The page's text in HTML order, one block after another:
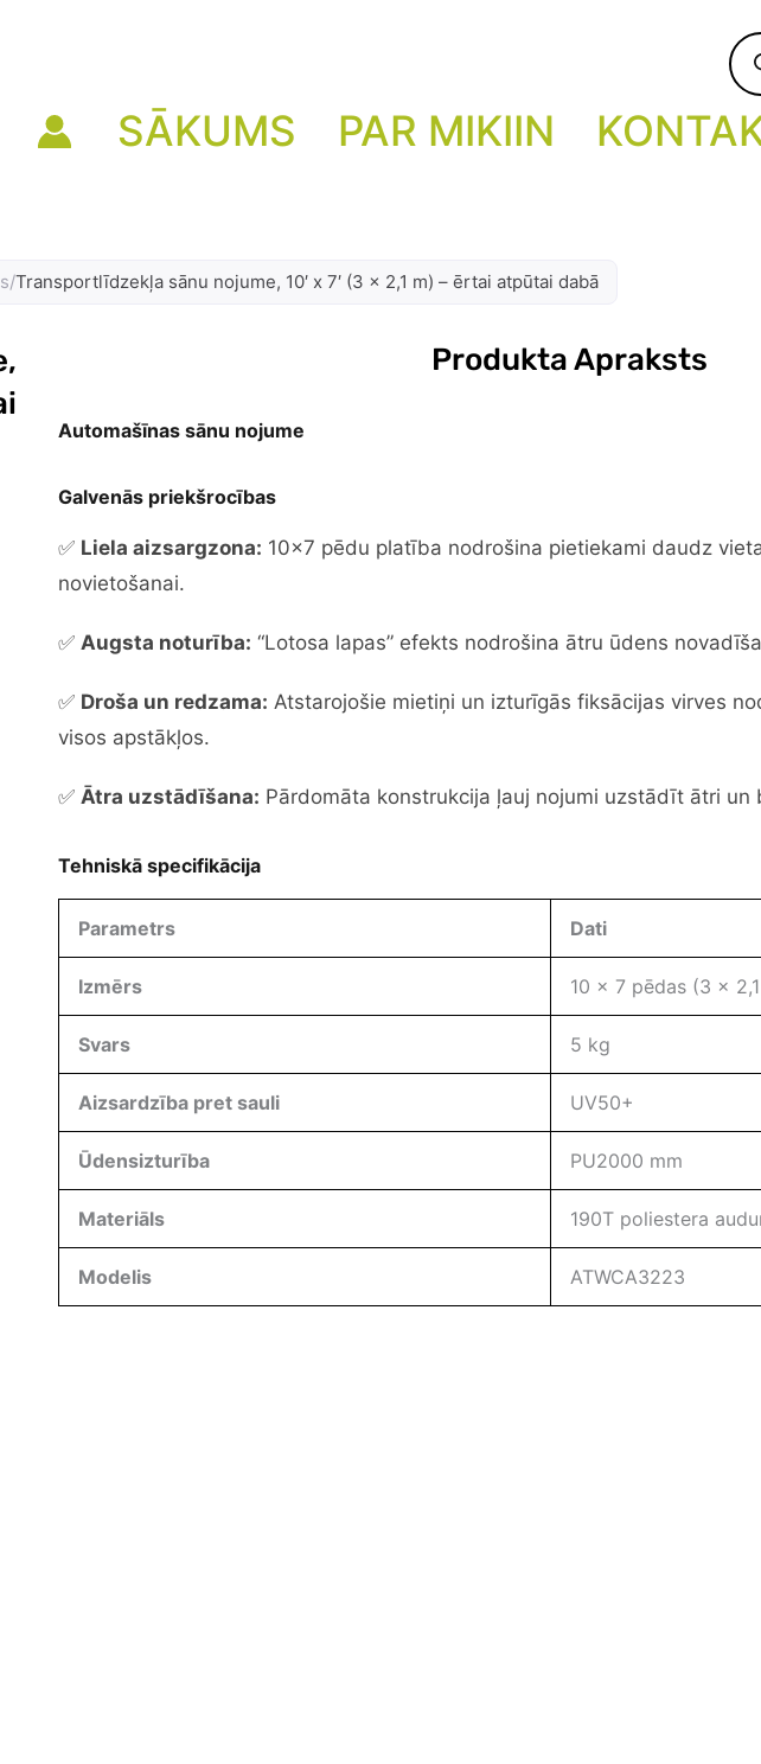
SĀKUMS PAR MIKIIN
/Transportlīdzekļa sānu nojume, 10′ x 7′ (3 x 2,1 m) – ērtai atpūtai dabā
Produkta Apraksts
Automašīnas sānu nojume
Galvenās priekšrocības
✅ Liela aizsargzona: 10×7 pēdu platība nodrošina pietiekami daudz
novietošanai.
✅Augsta noturība: “Lotosa lapas” efekts nodrošina ātru ūdens
✅ Droša un redzama: Atstarojošie mietiņi un izturīgās fiksācijas virves
visos apstākļos.
✅Ātra uzstādīšana: Pārdomāta konstrukcija ļauj nojumi uzstādīt ātri un
Tehniskā specifikācija
Parametrs Dati
Izmērs 10 x 7 pēdas (3 x
Svars 5 kg
Aizsardzība pret sauli UV50+
Ūdensizturība PU2000 mm
Materiāls 190T poliestera
Modelis ATWCA3223